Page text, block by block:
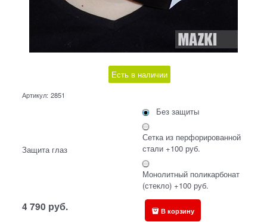
Есть в наличии
Артикул: 2851
Защита глаз
Без защиты
Сетка из перфорированной
стали +100 руб.
Монолитный поликарбонат
(стекло) +100 руб.
4 790 руб. В корзину